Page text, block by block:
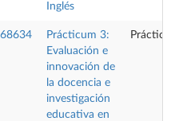
Inglés
68634
Prácticum 3:
Evaluación e
innovación de
la docencia e
investigación
educativa en